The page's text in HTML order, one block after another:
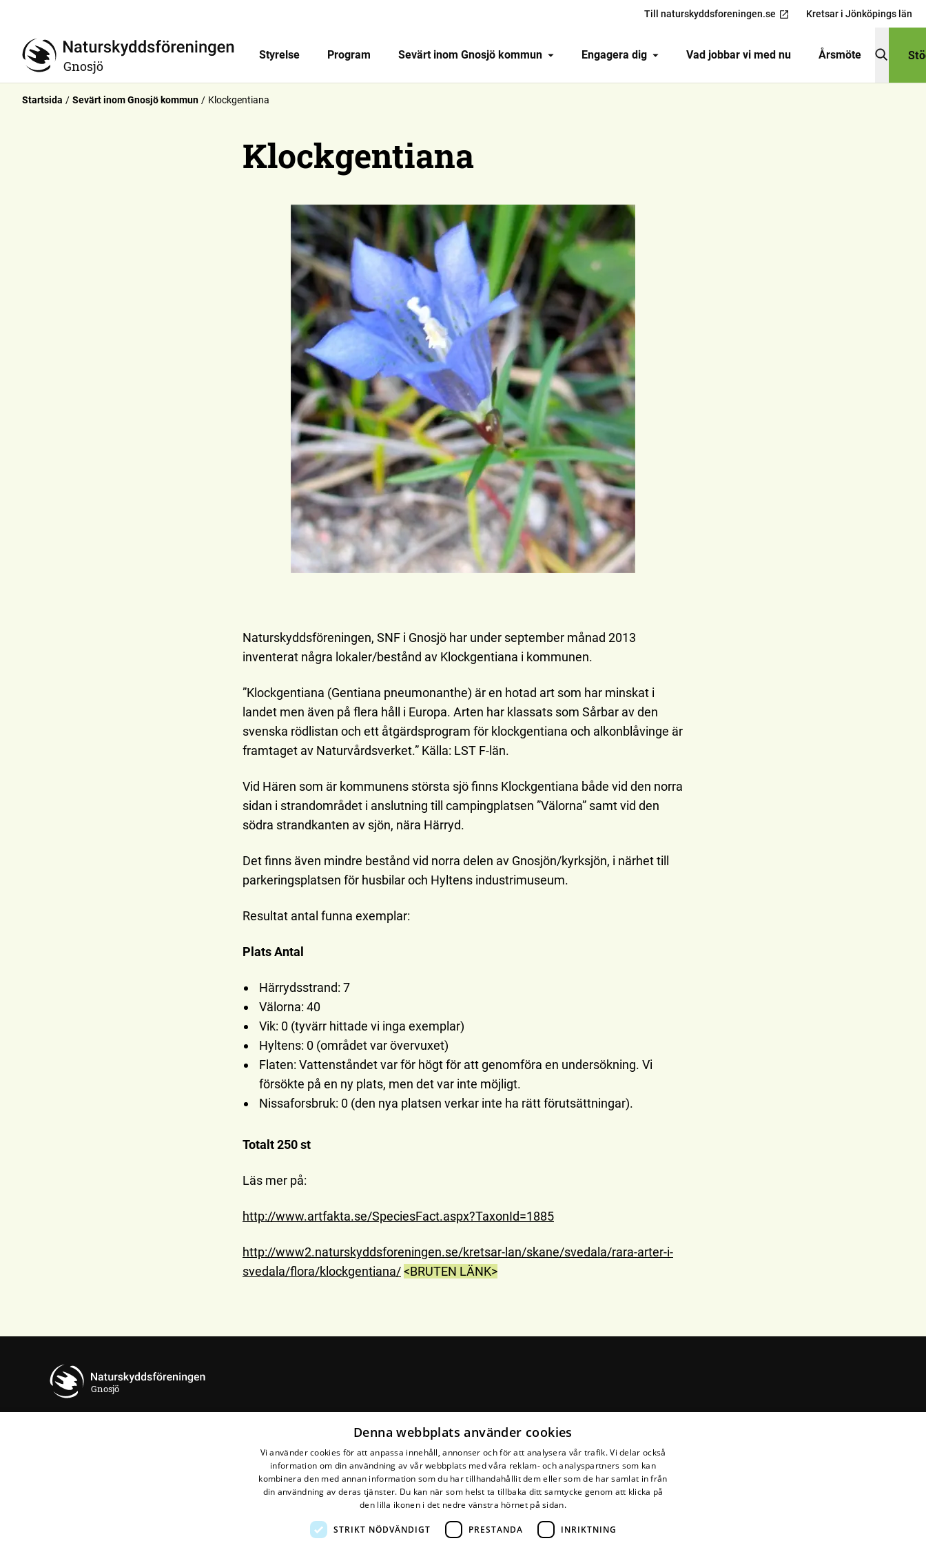
Till naturskyddsforeningen.se Kretsar i Jönköpings län
Gnosjö
Styrelse Program Sevärt inom Gnosjö kommun Engagera dig Vad jobbar vi med nu Årsmöte
Startsida Sevärt inom Gnosjö kommun Klockgentiana
Klockgentiana
Naturskyddsföreningen, SNF i Gnosjö har under september månad 2013
inventerat några lokaler/bestånd av Klockgentiana i kommunen.
”Klockgentiana (Gentiana pneumonanthe) är en hotad art som har minskat i
landet men även på flera håll i Europa. Arten har klassats som Sårbar av den
svenska rödlistan och ett åtgärdsprogram för klockgentiana och alkonblåvinge är
framtaget av Naturvårdsverket.” Källa: LST F-län.
Vid Hären som är kommunens största sjö finns Klockgentiana både vid den norra
sidan i strandområdet i anslutning till campingplatsen ”Välorna” samt vid den
södra strandkanten av sjön, nära Härryd.
Det finns även mindre bestånd vid norra delen av Gnosjön/kyrksjön, i närhet till
parkeringsplatsen för husbilar och Hyltens industrimuseum.
Resultat antal funna exemplar:
Plats Antal
Härrydsstrand: 7
Välorna: 40
Vik: 0 (tyvärr hittade vi inga exemplar)
Hyltens: 0 (området var övervuxet)
Flaten: Vattenståndet var för högt för att genomföra en undersökning. Vi
försökte på en ny plats, men det var inte möjligt.
Nissaforsbruk: 0 (den nya platsen verkar inte ha rätt förutsättningar).
Totalt 250 st
Läs mer på:
http://www.artfakta.se/SpeciesFact.aspx?TaxonId=1885
http://www2.naturskyddsforeningen.se/kretsar-lan/skane/svedala/rara-arter-i-
svedala/flora/klockgentiana/<BRUTEN LÄNK>
Gnosjö
Denna webbplats använder cookies
Vi använder cookies för att anpassa innehåll, annonser och för att analysera vår trafik. Vi delar också
information om din användning av vår webbplats med våra reklam- och analyspartners som kan
kombinera den med annan information som du har tillhandahållit dem eller som de har samlat in från
din användning av deras tjänster. Du kan när som helst ta tillbaka ditt samtycke genom att klicka på
den lilla ikonen i det nedre vänstra hörnet på sidan.
STRIKT NÖDVÄNDIGT PRESTANDA INRIKTNING